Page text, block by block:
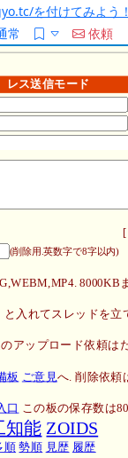
を付けてみよう！
常
依頼